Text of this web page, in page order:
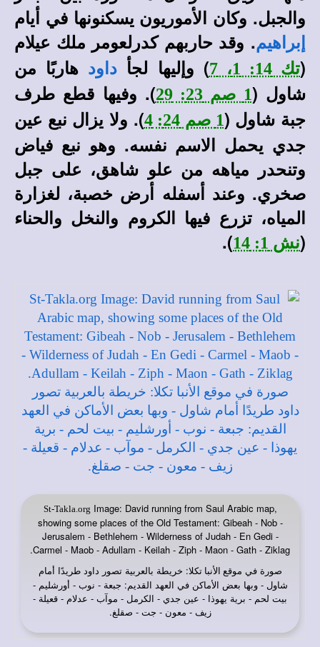
والجبل. وكان الأموريون يسكنونها في أيام
إبراهيم. وقد حاربهم كدرلعومر ملك عيلام
(تك 14: 1، 7 ) وإليها لجأ داود هاربًا من
شاول (1 صم 23: 29
). وفيها قطع طرف
جبة شاول (1 صم 24: 4
). ولا يزال نبع عين
جدي يحمل الاسم نفسه. وهو نبع فياض
وتنحدر مياهه من علو شاهق، على جبل
صخري. وعند أسفله أرض خصبة، لغزارة
المياه، تزرع فيها الكروم والنخل والحناء
(نش 1: 14 ).
St-Takla.org Image: David running from Saul Arabic map,
showing some places of the Old Testament: Gibeah - Nob -
Jerusalem - Bethlehem - Wilderness of Judah - En Gedi -
Carmel - Maob - Adullam - Keilah - Ziph - Maon - Gath - Ziklag.
صورة في موقع الأنبا تكلا: خريطة بالعربية تصور داود طريدًا أمام
شاول - وبها بعض الأماكن في العهد القديم: جبعة - نوب - أورشليم -
بيت لحم - برية يهوذا - عين جدي - الكرمل - موآب - عدلام - قعيلة -
زيف - معون - جت - صقلغ.